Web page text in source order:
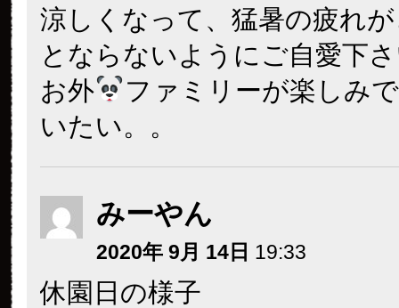
涼しくなって、猛暑の疲れ
とならないようにご自愛下
お外
ファミリーが楽しみ
いたい。。
みーやん
2020年 9月 14日 19:33
休園日の様子